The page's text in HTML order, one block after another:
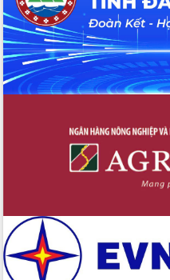
sống người dân từ những mô hình thiết
thực
Quyết liệt tháo gỡ vướng mắc, đẩy
nhanh tiến độ các dự án trọng điểm
trong Khu kinh tế Nam Phú Yên
Hòn Yến phát triển du lịch gắn với bảo
Lấy ý kiến điều chỉnh Quy hoạch tỉnh
Đắk Lắk thời kỳ 2021-2030, tầm nhìn
đến năm 2050
Phát động chiến dịch 30 ngày đêm
ven biển
Đắk Lắk nỗ lực thúc đẩy tăng trưởng
kinh tế từ 10% trở lên trong Quý
II/2026